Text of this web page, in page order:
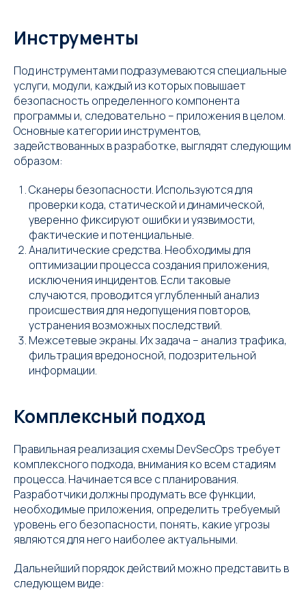
Инструменты
Под инструментами подразумеваются специальные
услуги, модули, каждый из которых повышает
безопасность определенного компонента
программы и, следовательно – приложения в целом.
Основные категории инструментов,
задействованных в разработке, выглядят следующим
образом:
Сканеры безопасности. Используются для
проверки кода, статической и динамической,
уверенно фиксируют ошибки и уязвимости,
фактические и потенциальные.
Аналитические средства. Необходимы для
оптимизации процесса создания приложения,
исключения инцидентов. Если таковые
случаются, проводится углубленный анализ
происшествия для недопущения повторов,
устранения возможных последствий.
Межсетевые экраны. Их задача – анализ трафика,
фильтрация вредоносной, подозрительной
информации.
Комплексный подход
Правильная реализация схемы DevSecOps требует
комплексного подхода, внимания ко всем стадиям
процесса. Начинается все с планирования.
Разработчики должны продумать все функции,
необходимые приложения, определить требуемый
уровень его безопасности, понять, какие угрозы
являются для него наиболее актуальными.
Дальнейший порядок действий можно представить в
следующем виде: